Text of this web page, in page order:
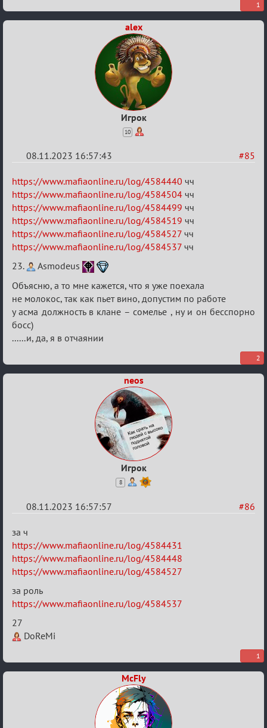
1
alex
Игрок
10
#85
08.11.2023 16:57:43
Re:
ВСПОМНИТЬ
ВСЕХ
-
2
https://www.mafiaonline.ru/log/4584440 чч
https://www.mafiaonline.ru/log/4584504 чч
https://www.mafiaonline.ru/log/4584499 чч
https://www.mafiaonline.ru/log/4584519 чч
https://www.mafiaonline.ru/log/4584527 чч
https://www.mafiaonline.ru/log/4584537 чч
23.
Asmodeus
Объясню, а то мне кажется, что я уже поехала
не молокос, так как пьет вино, допустим по работе
у асма должность в клане – сомелье , ну и он бесспорно
босс)
......и, да, я в отчаянии
2
neos
Игрок
8
#86
08.11.2023 16:57:57
Re:
ВСПОМНИТЬ
ВСЕХ
-
2
за ч
https://www.mafiaonline.ru/log/4584431
https://www.mafiaonline.ru/log/4584448
https://www.mafiaonline.ru/log/4584527
за роль
https://www.mafiaonline.ru/log/4584537
27
DoReMi
1
McFly